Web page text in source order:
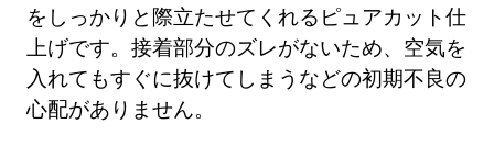
をしっかりと際立たせてくれるピュアカット仕
上げです。接着部分のズレがないため、空気を
入れてもすぐに抜けてしまうなどの初期不良の
心配がありません。